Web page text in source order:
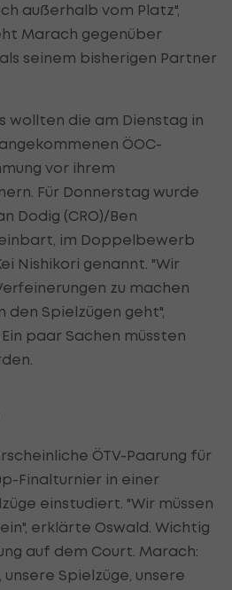
außerhalb vom Platz",
Marach gegenüber
seinem bisherigen Partner
wollten die am Dienstag in
ÖOC-
vor ihrem
Für Donnerstag wurde
Dodig (CRO)/Ben
im Doppelbewerb
Nishikori genannt. "Wir
zu machen
den Spielzügen geht",
paar Sachen müssten
ÖTV-Paarung für
Finalturnier in einer
einstudiert. "Wir müssen
erklärte Oswald. Wichtig
auf dem Court. Marach:
Spielzüge, unsere